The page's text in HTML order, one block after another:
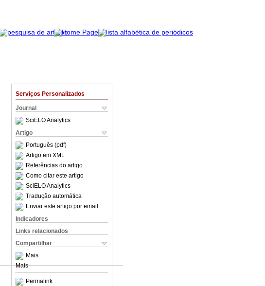
Serviços Personalizados
Journal
SciELO Analytics
Artigo
Português (pdf)
Artigo em XML
Referências do artigo
Como citar este artigo
SciELO Analytics
Tradução automática
Enviar este artigo por email
Indicadores
Links relacionados
Compartilhar
Mais
Mais
Permalink